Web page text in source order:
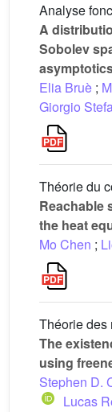
Analyse
A
Sobolev
Elia Bruè ;
Giorgio
Théorie du
Reachable
the heat
Mo Chen ;
Théorie des
The
using
Stephen D.
Lucas